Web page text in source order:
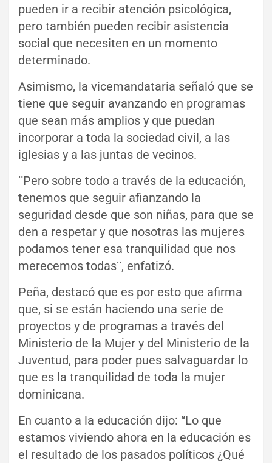
pueden ir a recibir atención psicológica,
pero también pueden recibir asistencia
social que necesiten en un momento
determinado.
Asimismo, la vicemandataria señaló que se
tiene que seguir avanzando en programas
que sean más amplios y que puedan
incorporar a toda la sociedad civil, a las
iglesias y a las juntas de vecinos.
¨Pero sobre todo a través de la educación,
tenemos que seguir afianzando la
seguridad desde que son niñas, para que se
den a respetar y que nosotras las mujeres
podamos tener esa tranquilidad que nos
merecemos todas¨, enfatizó.
Peña, destacó que es por esto que afirma
que, si se están haciendo una serie de
proyectos y de programas a través del
Ministerio de la Mujer y del Ministerio de la
Juventud, para poder pues salvaguardar lo
que es la tranquilidad de toda la mujer
dominicana.
En cuanto a la educación dijo: “Lo que
estamos viviendo ahora en la educación es
el resultado de los pasados políticos ¿Qué